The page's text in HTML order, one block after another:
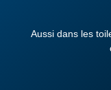
Aussi dans les